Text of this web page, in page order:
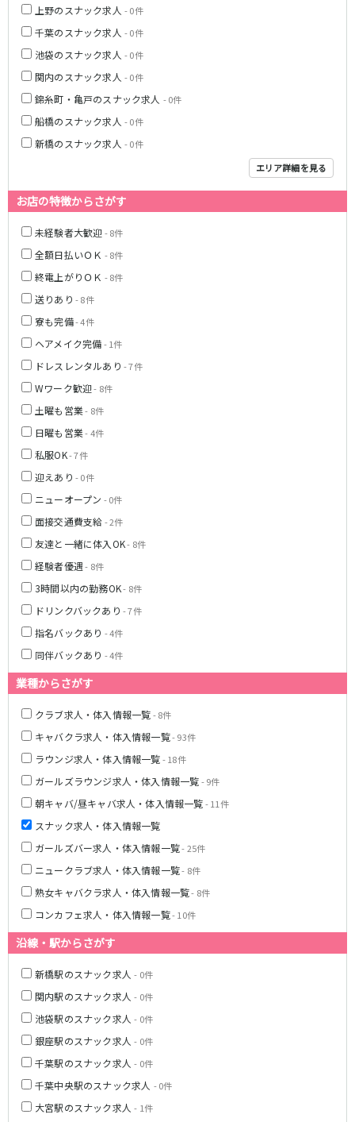
上野のスナック求人 - 0件
千葉のスナック求人 - 0件
池袋のスナック求人 - 0件
関内のスナック求人 - 0件
錦糸町・亀戸のスナック求人 - 0件
船橋のスナック求人 - 0件
新橋のスナック求人 - 0件
エリア詳細を見る
お店の特徴からさがす
未経験者大歓迎- 8件
全額日払いＯＫ - 8件
終電上がりＯＫ - 8件
送りあり - 8件
寮も完備- 4件
ヘアメイク完備- 1件
ドレスレンタルあり - 7件
Wワーク歓迎- 8件
土曜も営業- 8件
日曜も営業- 4件
私服OK- 7件
迎えあり - 0件
ニューオープン - 0件
面接交通費支給- 2件
友達と一緒に体入OK- 8件
経験者優遇- 8件
3時間以内の勤務OK- 8件
ドリンクバックあり - 7件
指名バックあり - 4件
同伴バックあり - 4件
業種からさがす
クラブ求人・体入情報一覧- 8件
キャバクラ求人・体入情報一覧- 93件
ラウンジ求人・体入情報一覧- 18件
ガールズラウンジ求人・体入情報一覧- 9件
朝キャバ/昼キャバ求人・体入情報一覧- 11件
スナック求人・体入情報一覧
ガールズバー求人・体入情報一覧- 25件
ニュークラブ求人・体入情報一覧- 8件
熟女キャバクラ求人・体入情報一覧- 8件
コンカフェ求人・体入情報一覧- 10件
沿線・駅からさがす
新橋駅のスナック求人- 0件
関内駅のスナック求人- 0件
池袋駅のスナック求人- 0件
銀座駅のスナック求人- 0件
千葉駅のスナック求人- 0件
千葉中央駅のスナック求人 - 0件
大宮駅のスナック求人- 1件
菊名駅
東急目黒線
武蔵小杉駅
新丸子駅
目黒駅
日吉駅
上野駅
柏駅
北千住駅
綾瀬駅
南柏駅
金町駅
新松戸駅
東京メトロ千代田線
湯島駅
町屋駅
表参道駅
都営新宿線
本八幡駅
新宿三丁目駅
小川町駅
瑞江駅
船堀駅
秋葉原駅
北千住駅
つくば駅
研究学園駅
浅草駅
守谷駅
三郷中央駅
八潮駅
自由が丘駅
大井町駅
二子玉川駅
京急本線
京急川崎駅
横浜駅
日ノ出町駅
京王井の頭線
神泉駅
井の頭公園駅
明大前駅
池ノ上駅